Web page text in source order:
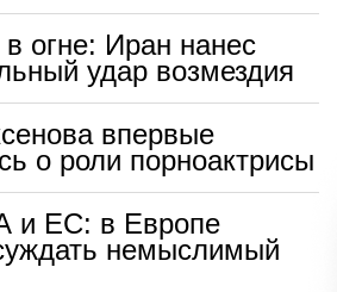
огне: Иран нанес
удар возмездия
впервые
о роли порноактрисы
и ЕС: в Европе
немыслимый